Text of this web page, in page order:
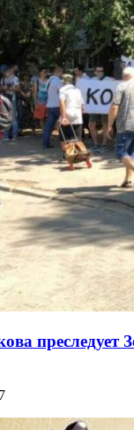
преследует